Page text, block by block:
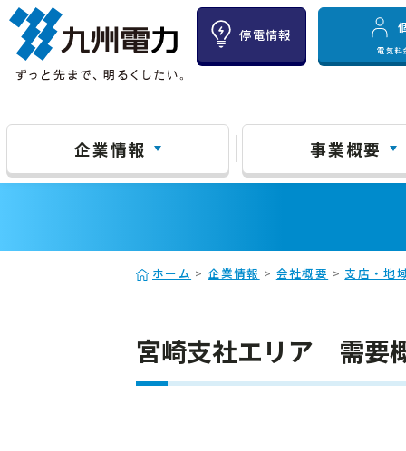
停電情報
電気料
企業情報 事業概要
ホーム > 企業情報 > 会社概要 > 支店・地
宮崎支社エリア 需要